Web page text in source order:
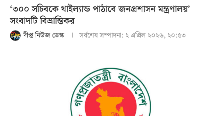
‘৩০০ সচিবকে থাইল্যান্ড পাঠাবে জনপ্রশাসন মন্ত্রণালয়’
সংবাদটি বিভ্রান্তিকর
দীপ্ত নিউজ ডেস্ক সর্বশেষ সম্পাদনা: ২ এপ্রিল ২০২৬, ২০:৫৩